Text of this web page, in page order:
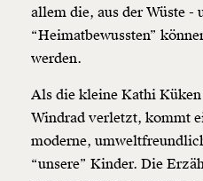
allem die, aus der Wüste -
“Heimatbewussten”
werden.
Als die kleine Kathi
Windrad verletzt, kommt
moderne,
“unsere” Kinder. Die